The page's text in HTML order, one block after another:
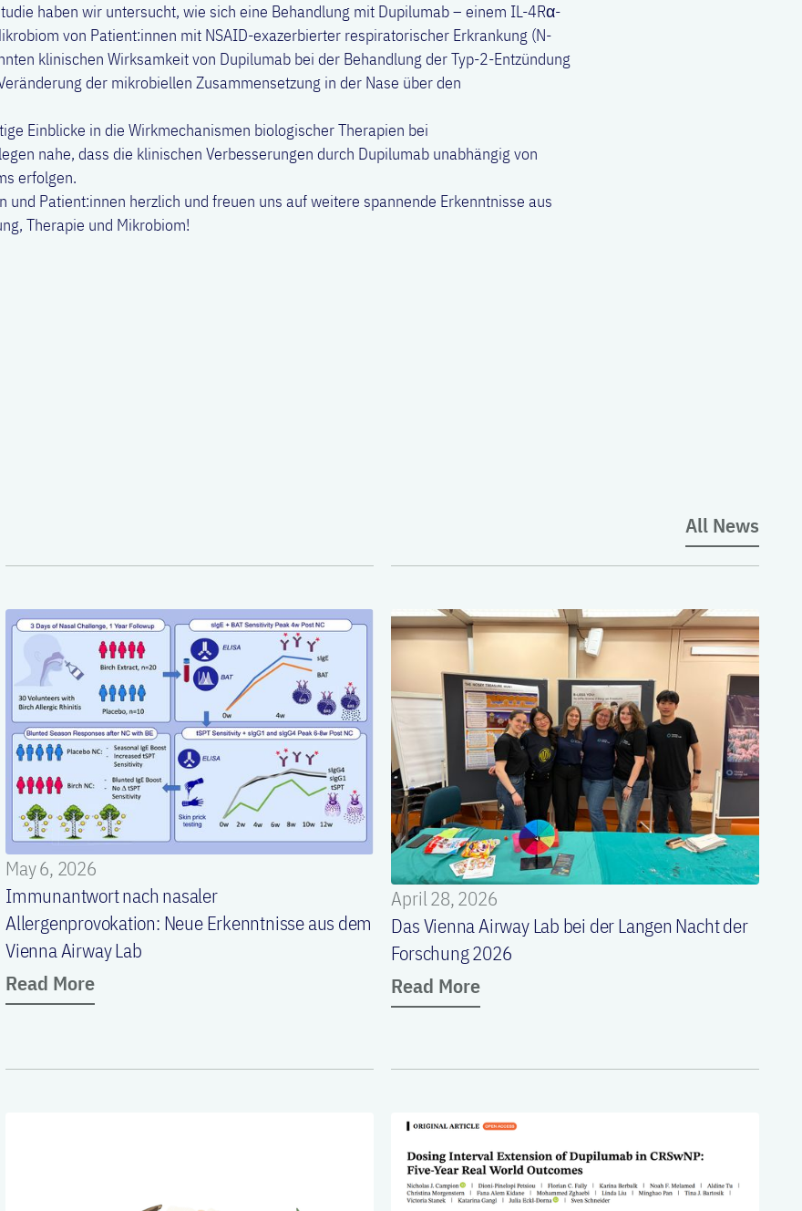
haben wir untersucht, wie sich eine Behandlung mit Dupilumab – einem IL-4Rα-
von Patient:innen mit NSAID-exazerbierter respiratorischer Erkrankung (N-
klinischen Wirksamkeit von Dupilumab bei der Behandlung der Typ-2-Entzündung
der mikrobiellen Zusammensetzung in der Nase über den
Einblicke in die Wirkmechanismen biologischer Therapien bei
nahe, dass die klinischen Verbesserungen durch Dupilumab unabhängig von
erfolgen.
und Patient:innen herzlich und freuen uns auf weitere spannende Erkenntnisse aus
Therapie und Mikrobiom!
All News
May 6, 2026
Immunantwort nach nasaler
Allergenprovokation: Neue Erkenntnisse aus dem
Vienna Airway Lab
Read More
April 28, 2026
Das Vienna Airway Lab bei der Langen Nacht der
Forschung 2026
Read More